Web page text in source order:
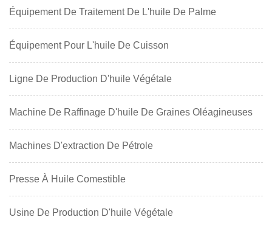
Équipement De Traitement De L'huile De Palme
Équipement Pour L'huile De Cuisson
Ligne De Production D'huile Végétale
Machine De Raffinage D'huile De Graines Oléagineuses
Machines D'extraction De Pétrole
Presse À Huile Comestible
Usine De Production D'huile Végétale